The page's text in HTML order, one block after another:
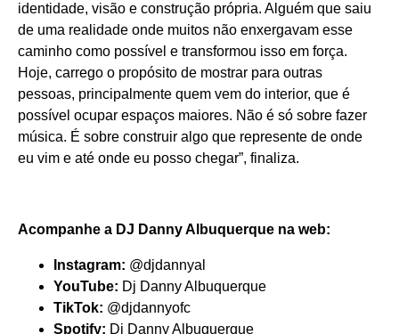
identidade, visão e construção própria. Alguém que saiu
de uma realidade onde muitos não enxergavam esse
caminho como possível e transformou isso em força.
Hoje, carrego o propósito de mostrar para outras
pessoas, principalmente quem vem do interior, que é
possível ocupar espaços maiores. Não é só sobre fazer
música. É sobre construir algo que represente de onde
eu vim e até onde eu posso chegar”, finaliza.
Acompanhe a DJ Danny Albuquerque na web:
Instagram: @djdannyal
YouTube: Dj Danny Albuquerque
TikTok: @djdannyofc
Spotify: Dj Danny Albuquerque